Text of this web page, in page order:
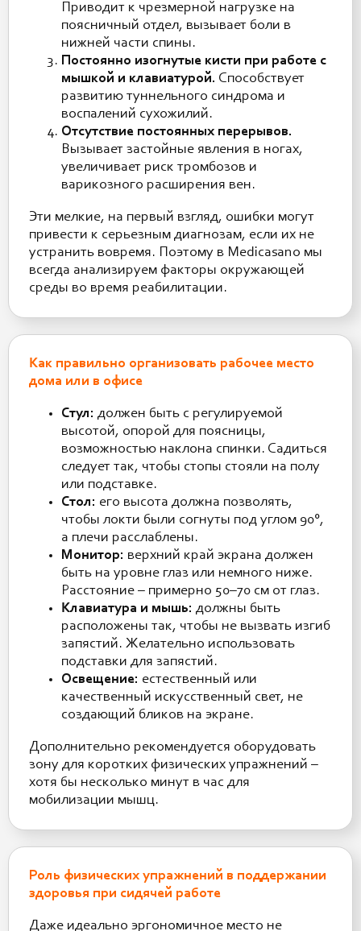
Приводит к чрезмерной нагрузке на
поясничный отдел, вызывает боли в
нижней части спины.
Постоянно изогнутые кисти при работе с
мышкой и клавиатурой. Способствует
развитию туннельного синдрома и
воспалений сухожилий.
Отсутствие постоянных перерывов.
Вызывает застойные явления в ногах,
увеличивает риск тромбозов и
варикозного расширения вен.
Эти мелкие, на первый взгляд, ошибки могут
привести к серьезным диагнозам, если их не
устранить вовремя. Поэтому в Medicasano мы
всегда анализируем факторы окружающей
среды во время реабилитации.
Как правильно организовать рабочее место
дома или в офисе
Стул: должен быть с регулируемой
высотой, опорой для поясницы,
возможностью наклона спинки. Садиться
следует так, чтобы стопы стояли на полу
или подставке.
Стол: его высота должна позволять,
чтобы локти были согнуты под углом 90°,
а плечи расслаблены.
Монитор: верхний край экрана должен
быть на уровне глаз или немного ниже.
Расстояние – примерно 50–70 см от глаз.
Клавиатура и мышь: должны быть
расположены так, чтобы не вызвать изгиб
запястий. Желательно использовать
подставки для запястий.
Освещение: естественный или
качественный искусственный свет, не
создающий бликов на экране.
Дополнительно рекомендуется оборудовать
зону для коротких физических упражнений –
хотя бы несколько минут в час для
мобилизации мышц.
Роль физических упражнений в поддержании
здоровья при сидячей работе
Даже идеально эргономичное место не